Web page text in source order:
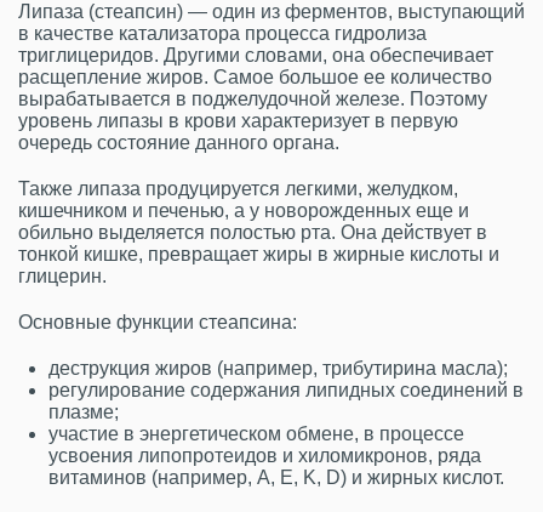
Липаза (стеапсин) — один из ферментов, выступающий
в качестве катализатора процесса гидролиза
триглицеридов. Другими словами, она обеспечивает
расщепление жиров. Самое большое ее количество
вырабатывается в поджелудочной железе. Поэтому
уровень липазы в крови характеризует в первую
очередь состояние данного органа.
Также липаза продуцируется легкими, желудком,
кишечником и печенью, а у новорожденных еще и
обильно выделяется полостью рта. Она действует в
тонкой кишке, превращает жиры в жирные кислоты и
глицерин.
Основные функции стеапсина:
деструкция жиров (например, трибутирина масла);
регулирование содержания липидных соединений в
плазме;
участие в энергетическом обмене, в процессе
усвоения липопротеидов и хиломикронов, ряда
витаминов (например, A, E, K, D) и жирных кислот.